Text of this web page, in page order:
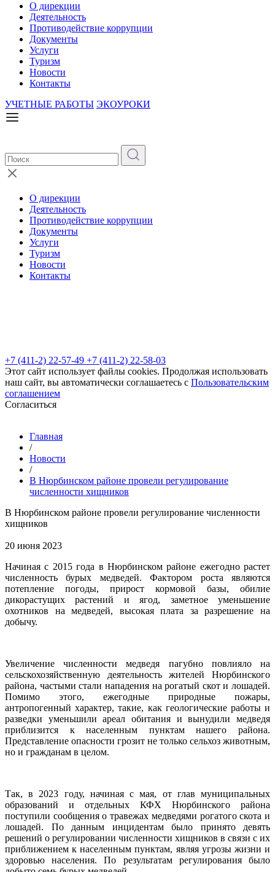
О дирекции
Деятельность
Противодействие коррупции
Документы
Услуги
Туризм
Новости
Контакты
УЧЕТНЫЕ РАБОТЫ ЭКОУРОКИ
О дирекции
Деятельность
Противодействие коррупции
Документы
Услуги
Туризм
Новости
Контакты
+7 (411-2) 22-57-49 +7 (411-2) 22-58-03
Этот сайт использует файлы cookies. Продолжая использовать
наш сайт, вы автоматически соглашаетесь с Пользовательским
соглашением
Согласиться
Главная
/
Новости
/
В Нюрбинском районе провели регулирование
численности хищников
В Нюрбинском районе провели регулирование численности
хищников
20 июня 2023
Начиная с 2015 года в Нюрбинском районе ежегодно растет
численность бурых медведей. Фактором роста являются
потепление погоды, прирост кормовой базы, обилие
дикорастущих растений и ягод, заметное уменьшение
охотников на медведей, высокая плата за разрешение на
добычу.
Увеличение численности медведя пагубно повлияло на
сельскохозяйственную деятельность жителей Нюрбинского
района, частыми стали нападения на рогатый скот и лошадей.
Помимо этого, ежегодные природные пожары,
антропогенный характер, такие, как геологические работы и
разведки уменьшили ареал обитания и вынудили медведя
приблизится к населенным пунктам нашего района.
Представление опасности грозит не только сельхоз животным,
но и гражданам в целом.
Так, в 2023 году, начиная с мая, от глав муниципальных
образований и отдельных КФХ Нюрбинского района
поступили сообщения о травежах медведями рогатого скота и
лошадей. По данным инцидентам было принято девять
решений о регулировании численности хищников в связи с их
приближением к населенным пунктам, являя угрозы жизни и
здоровью населения. По результатам регулирования было